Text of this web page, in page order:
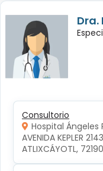
Dra.
Consultorio
Hospital Ángeles
AVENIDA KEPLER
ATLIXCÁYOTL, 72190